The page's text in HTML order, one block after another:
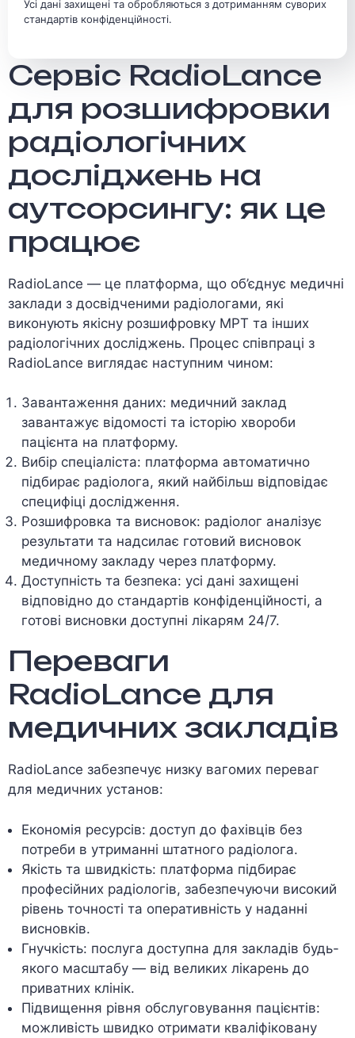
Усі дані захищені та обробляються з дотриманням суворих
стандартів конфіденційності.
Сервіс RadioLance
для розшифровки
радіологічних
досліджень на
аутсорсингу: як це
працює
RadioLance — це платформа, що об’єднує медичні
заклади з досвідченими радіологами, які
виконують якісну розшифровку МРТ та інших
радіологічних досліджень. Процес співпраці з
RadioLance виглядає наступним чином:
Завантаження даних: медичний заклад
завантажує відомості та історію хвороби
пацієнта на платформу.
Вибір спеціаліста: платформа автоматично
підбирає радіолога, який найбільш відповідає
специфіці дослідження.
Розшифровка та висновок: радіолог аналізує
результати та надсилає готовий висновок
медичному закладу через платформу.
Доступність та безпека: усі дані захищені
відповідно до стандартів конфіденційності, а
готові висновки доступні лікарям 24/7.
Переваги
RadioLance для
медичних закладів
RadioLance забезпечує низку вагомих переваг
для медичних установ:
Економія ресурсів: доступ до фахівців без
потреби в утриманні штатного радіолога.
Якість та швидкість: платформа підбирає
професійних радіологів, забезпечуючи високий
рівень точності та оперативність у наданні
висновків.
Гнучкість: послуга доступна для закладів будь-
якого масштабу — від великих лікарень до
приватних клінік.
Підвищення рівня обслуговування пацієнтів:
можливість швидко отримати кваліфіковану